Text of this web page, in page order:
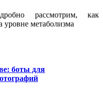
рассмотрим, как
уровне метаболизма
боты для